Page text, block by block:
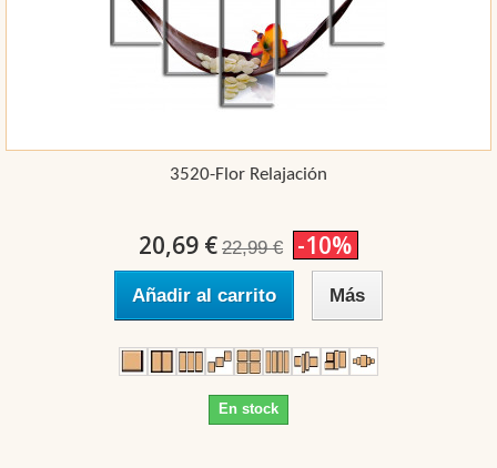
3520-Flor Relajación
20,69 € 22,99 € -10%
Añadir al carrito Más
En stock